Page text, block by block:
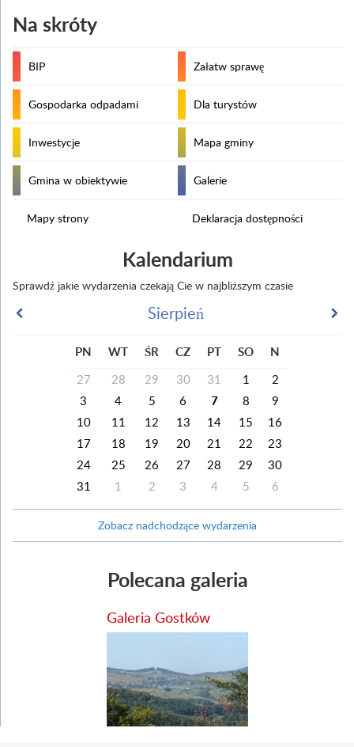
Na skróty
BIP Załatw sprawę
Gospodarka odpadami Dla turystów
Inwestycje Mapa gminy
Gmina w obiektywie Galerie
Mapy strony Deklaracja dostępności
Kalendarium
Sprawdź jakie wydarzenia czekają Cie w najbliższym czasie
Sierpień
PN WT ŚR CZ PT SO N
27 28 29 30 31 1
2
3
4 5 6 7 8
9
10
11 12 13 14 15
16
17
18 19 20 21 22
23
24
25 26 27 28 29
30
31
1 2 3 4 5 6
Zobacz nadchodzące wydarzenia
Polecana galeria
Galeria Gostków